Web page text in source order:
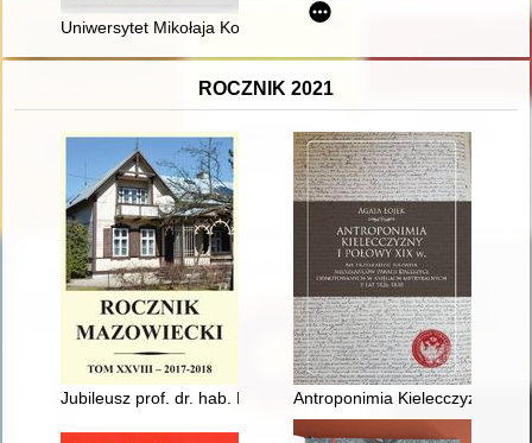
Uniwersytet Mikołaja Kopernika w Toruniu : 1945-2025
ROCZNIK 2021
Jubileusz prof. dr. hab. Ryszarda Juszkiewicza
Antroponimia Kielecczyzny I